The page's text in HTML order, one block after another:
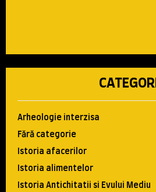
CATEGORII
Arheologie interzisa
Fără categorie
Istoria afacerilor
Istoria alimentelor
Istoria Antichitatii si Evului Mediu